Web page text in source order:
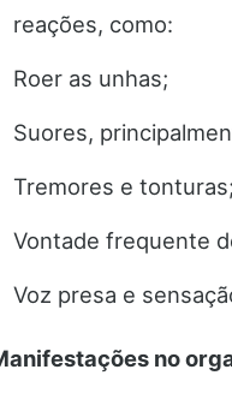
reações, como:
Roer as unhas;
Suores,
Tremores e tonturas;
Vontade frequente
Voz presa e
no